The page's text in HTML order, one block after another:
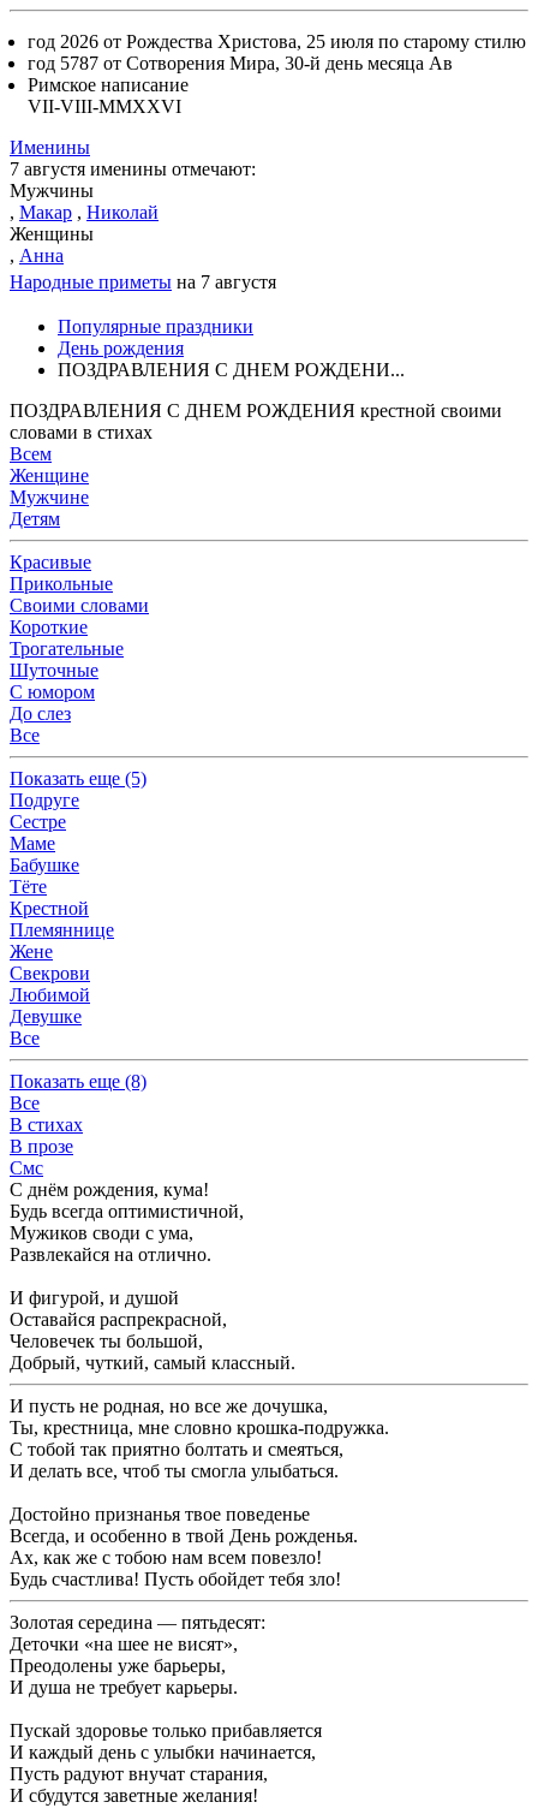
год 2026 от Рождества Христова, 25 июля по старому стилю
год 5787 от Сотворения Мира, 30-й день месяца Ав
Римское написание
VII-VIII-MMXXVI
Именины
7 августя именины отмечают:
Мужчины
, Макар , Николай
Женщины
, Анна
Народные приметы на 7 августя
Популярные праздники
День рождения
ПОЗДРАВЛЕНИЯ С ДНЕМ РОЖДЕНИ...
ПОЗДРАВЛЕНИЯ С ДНЕМ РОЖДЕНИЯ крестной своими
словами в стихах
Всем
Женщине
Мужчине
Детям
Красивые
Прикольные
Своими словами
Короткие
Трогательные
Шуточные
С юмором
До слез
Все
Показать еще (5)
Подруге
Сестре
Маме
Бабушке
Тёте
Крестной
Племяннице
Жене
Свекрови
Любимой
Девушке
Все
Показать еще (8)
Все
В стихах
В прозе
Смс
С днём рождения, кума!
Будь всегда оптимистичной,
Мужиков своди с ума,
Развлекайся на отлично.
И фигурой, и душой
Оставайся распрекрасной,
Человечек ты большой,
Добрый, чуткий, самый классный.
И пусть не родная, но все же дочушка,
Ты, крестница, мне словно крошка-подружка.
С тобой так приятно болтать и смеяться,
И делать все, чтоб ты смогла улыбаться.
Достойно признанья твое поведенье
Всегда, и особенно в твой День рожденья.
Ах, как же с тобою нам всем повезло!
Будь счастлива! Пусть обойдет тебя зло!
Золотая середина — пятьдесят:
Деточки «на шее не висят»,
Преодолены уже барьеры,
И душа не требует карьеры.
Пускай здоровье только прибавляется
И каждый день с улыбки начинается,
Пусть радуют внучат старания,
И сбудутся заветные желания!